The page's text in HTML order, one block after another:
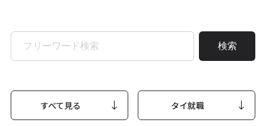
検索
すべて見る タイ就職